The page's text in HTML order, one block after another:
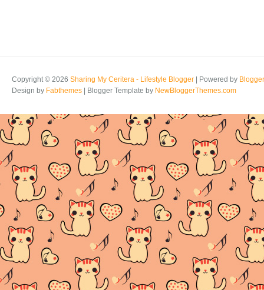
Copyright © 2026 Sharing My Ceritera - Lifestyle Blogger | Powered by Blogger
Design by Fabthemes | Blogger Template by NewBloggerThemes.com